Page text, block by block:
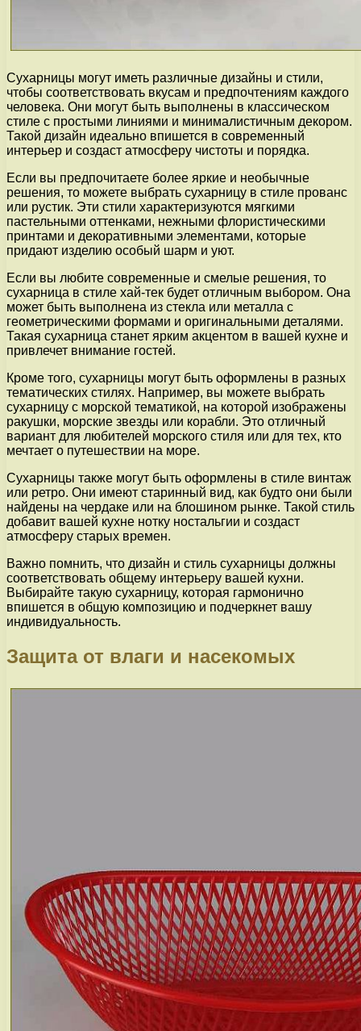
Сухарницы могут иметь различные дизайны и стили,
чтобы соответствовать вкусам и предпочтениям каждого
человека. Они могут быть выполнены в классическом
стиле с простыми линиями и минималистичным декором.
Такой дизайн идеально впишется в современный
интерьер и создаст атмосферу чистоты и порядка.
Если вы предпочитаете более яркие и необычные
решения, то можете выбрать сухарницу в стиле прованс
или рустик. Эти стили характеризуются мягкими
пастельными оттенками, нежными флористическими
принтами и декоративными элементами, которые
придают изделию особый шарм и уют.
Если вы любите современные и смелые решения, то
сухарница в стиле хай-тек будет отличным выбором. Она
может быть выполнена из стекла или металла с
геометрическими формами и оригинальными деталями.
Такая сухарница станет ярким акцентом в вашей кухне и
привлечет внимание гостей.
Кроме того, сухарницы могут быть оформлены в разных
тематических стилях. Например, вы можете выбрать
сухарницу с морской тематикой, на которой изображены
ракушки, морские звезды или корабли. Это отличный
вариант для любителей морского стиля или для тех, кто
мечтает о путешествии на море.
Сухарницы также могут быть оформлены в стиле винтаж
или ретро. Они имеют старинный вид, как будто они были
найдены на чердаке или на блошином рынке. Такой стиль
добавит вашей кухне нотку ностальгии и создаст
атмосферу старых времен.
Важно помнить, что дизайн и стиль сухарницы должны
соответствовать общему интерьеру вашей кухни.
Выбирайте такую сухарницу, которая гармонично
впишется в общую композицию и подчеркнет вашу
индивидуальность.
Защита от влаги и насекомых